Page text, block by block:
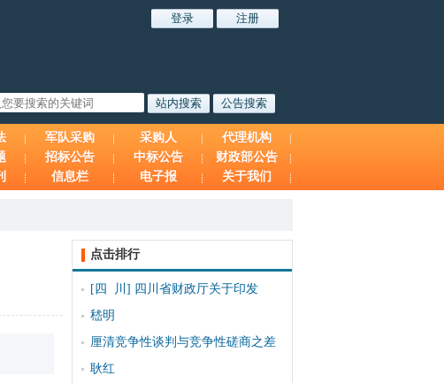
军队采购 采购人
代理机构
招标公告 中标公告
财政部公告
信息栏 电子报 关于我们
点击排行
[四 川] 四川省财政厅关于印发
嵇明
厘清竞争性谈判与竞争性磋商之差
耿红